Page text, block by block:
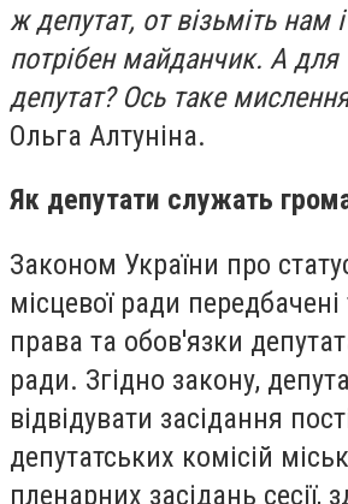
ж депутат, от візьміть нам
потрібен майданчик. А для
депутат? Ось таке
Ольга Алтуніна.
Як депутати служать
Законом України про
місцевої ради
права та обов'язки
ради. Згідно закону,
відвідувати засідання
депутатських комісій
пленарних засідань сесії,